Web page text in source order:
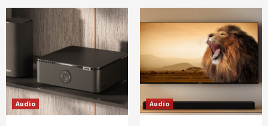
Audio Audio